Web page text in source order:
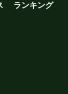
ランキング